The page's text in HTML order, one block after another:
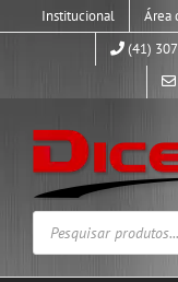
Institucional Área
(41)
Pesquisar
produtos